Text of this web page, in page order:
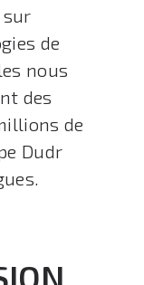
sur
de
nous
des
de
Dudr